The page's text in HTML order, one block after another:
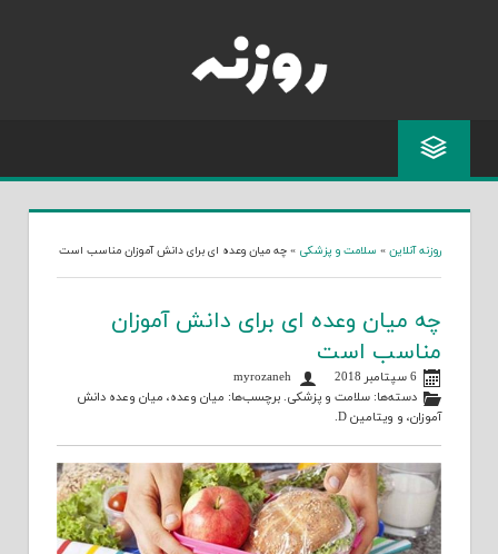
روزنه آنلاین » سلامت و پزشکی » چه میان وعده ای برای دانش آموزان مناسب است
چه میان وعده ای برای دانش آموزان
مناسب است
6 سپتامبر 2018
دسته‌ها:سلامت و پزشکی. برچسب‌ها: میان وعده، میان وعده دانش
آموزان، و ویتامین D .